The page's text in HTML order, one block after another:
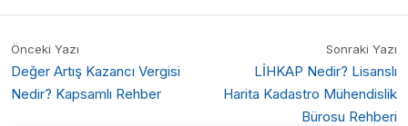
Önceki Yazı
Değer Artış Kazancı Vergisi
Nedir? Kapsamlı Rehber
Sonraki Yazı
LİHKAP Nedir? Lisanslı
Harita Kadastro Mühendislik
Bürosu Rehberi